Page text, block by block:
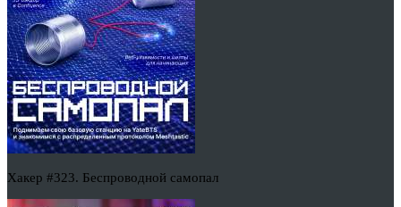
Хакер #323. Беспроводной самопал